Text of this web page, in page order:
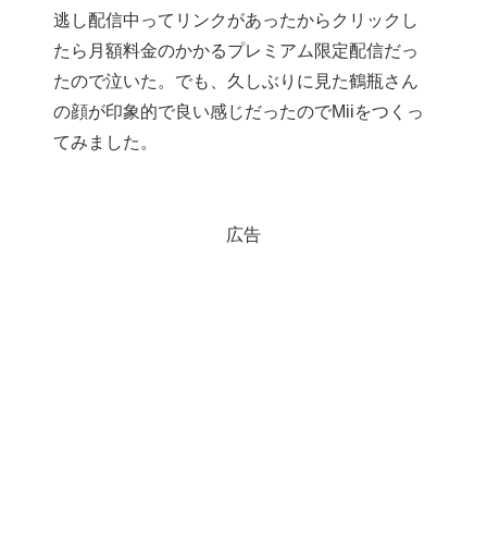
逃し配信中ってリンクがあったからクリックし
たら月額料金のかかるプレミアム限定配信だっ
たので泣いた。でも、久しぶりに見た鶴瓶さん
の顔が印象的で良い感じだったのでMiiをつくっ
てみました。
広告